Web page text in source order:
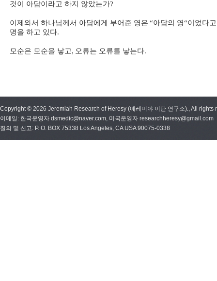
것이 아담이라고 하지 않았는가?
이제와서 하나님께서 아담에게 부어준 영은 “아담의 영“이었다
명을 하고 있다.
모순은 모순을 낳고, 오류는 오류를 낳는다.
Copyright © 2026 Jeremiah Research of Heresy (예레미야 이단 연구소)., All rights
이메일: 한국운영자 dsmedic@naver.com, 미국운영자 researchheresy@gmail.com
질의 및 신고: P. O. BOX 75338 Los Angeles, CA USA 90075-0338